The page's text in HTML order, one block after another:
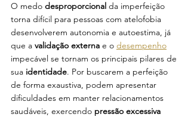
O medo desproporcional da imperfeição
torna difícil para pessoas com atelofobia
desenvolverem autonomia e autoestima, já
que a validação externa e o desempenho
impecável se tornam os principais pilares de
sua identidade. Por buscarem a perfeição
de forma exaustiva, podem apresentar
dificuldades em manter relacionamentos
saudáveis, exercendo pressão excessiva